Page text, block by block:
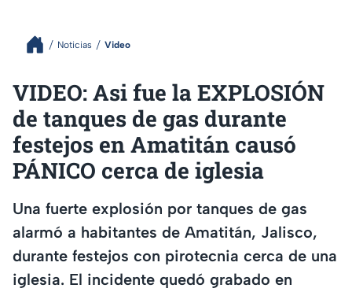
Noticias Video
VIDEO: Asi fue la EXPLOSIÓN
de tanques de gas durante
festejos en Amatitán causó
PÁNICO cerca de iglesia
Una fuerte explosión por tanques de gas
alarmó a habitantes de Amatitán, Jalisco,
durante festejos con pirotecnia cerca de una
iglesia. El incidente quedó grabado en